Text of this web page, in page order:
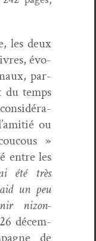
les deux
évo­
par­
du temps
con­sid­éra­
ou
»
entre les
été très
un peu
nizon­
décem­
de